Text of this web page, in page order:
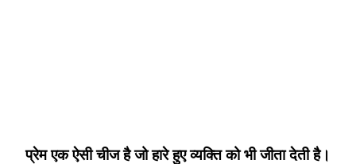
प्रेम एक ऐसी चीज है जो हारे हुए व्यक्ति को भी जीता देती है।